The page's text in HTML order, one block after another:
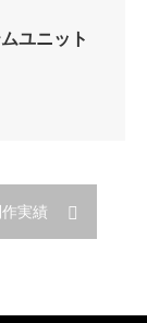
ユニット
実績